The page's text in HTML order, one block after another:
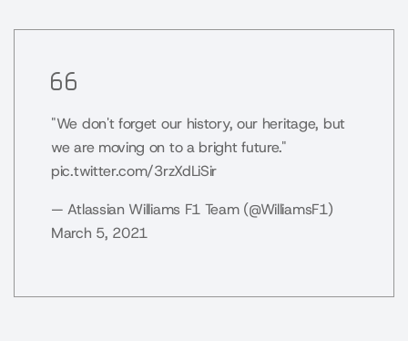
"We don't forget our history, our heritage, but
we are moving on to a bright future."
pic.twitter.com/3rzXdLiSir
— Atlassian Williams F1 Team (@WilliamsF1)
March 5, 2021